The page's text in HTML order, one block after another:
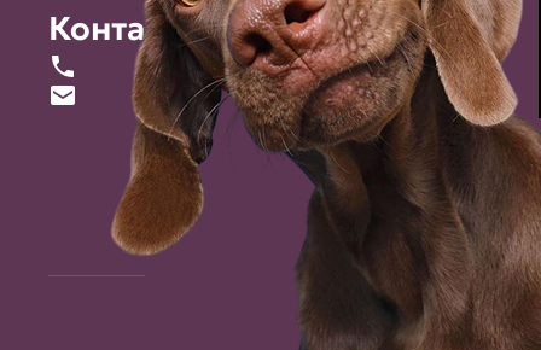
Контакты